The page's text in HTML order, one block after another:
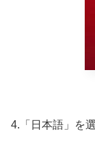
4.「日本語」を選